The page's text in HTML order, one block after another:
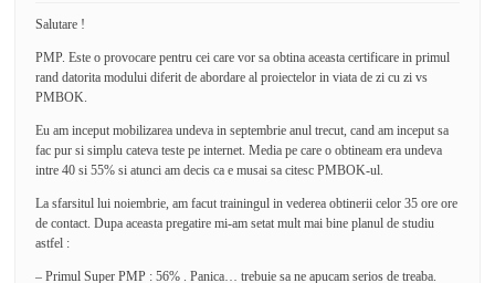
Salutare !
PMP. Este o provocare pentru cei care vor sa obtina aceasta certificare in primul
rand datorita modului diferit de abordare al proiectelor in viata de zi cu zi vs
PMBOK.
Eu am inceput mobilizarea undeva in septembrie anul trecut, cand am inceput sa
fac pur si simplu cateva teste pe internet. Media pe care o obtineam era undeva
intre 40 si 55% si atunci am decis ca e musai sa citesc PMBOK-ul.
La sfarsitul lui noiembrie, am facut trainingul in vederea obtinerii celor 35 ore ore
de contact. Dupa aceasta pregatire mi-am setat mult mai bine planul de studiu
astfel :
– Primul Super PMP : 56% . Panica… trebuie sa ne apucam serios de treaba.